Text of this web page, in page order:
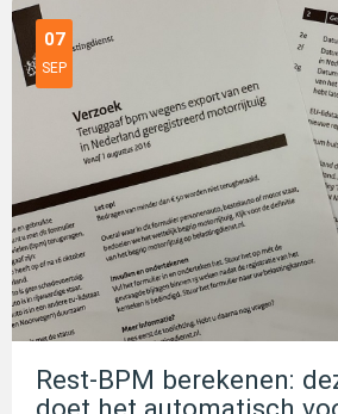
07
SEP
Rest-BPM berekenen: